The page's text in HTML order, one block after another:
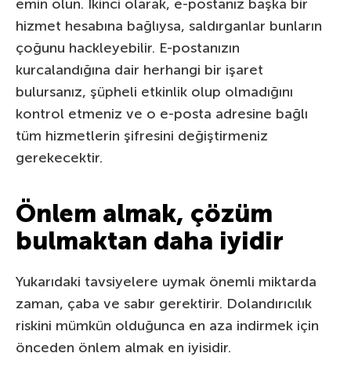
emin olun. İkinci olarak, e-postanız başka bir
hizmet hesabına bağlıysa, saldırganlar bunların
çoğunu hackleyebilir. E-postanızın
kurcalandığına dair herhangi bir işaret
bulursanız, şüpheli etkinlik olup olmadığını
kontrol etmeniz ve o e-posta adresine bağlı
tüm hizmetlerin şifresini değiştirmeniz
gerekecektir.
Önlem almak, çözüm
bulmaktan daha iyidir
Yukarıdaki tavsiyelere uymak önemli miktarda
zaman, çaba ve sabır gerektirir. Dolandırıcılık
riskini mümkün olduğunca en aza indirmek için
önceden önlem almak en iyisidir.